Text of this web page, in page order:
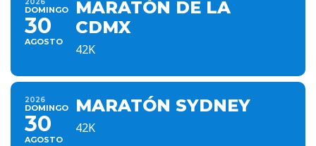
2026
DOMINGO
30
AGOSTO
MARATÓN DE LA
CDMX
42K
2026
DOMINGO
30
AGOSTO
MARATÓN SYDNEY
42K